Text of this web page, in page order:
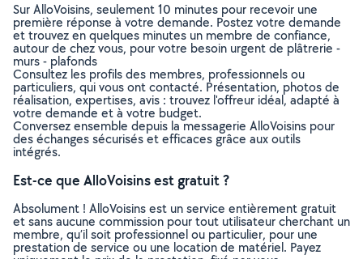
Sur AlloVoisins, seulement 10 minutes pour recevoir une
première réponse à votre demande. Postez votre demande
et trouvez en quelques minutes un membre de confiance,
autour de chez vous, pour votre besoin urgent de plâtrerie -
murs - plafonds
Consultez les profils des membres, professionnels ou
particuliers, qui vous ont contacté. Présentation, photos de
réalisation, expertises, avis : trouvez l'offreur idéal, adapté à
votre demande et à votre budget.
Conversez ensemble depuis la messagerie AlloVoisins pour
des échanges sécurisés et efficaces grâce aux outils
intégrés.
Est-ce que AlloVoisins est gratuit ?
Absolument ! AlloVoisins est un service entièrement gratuit
et sans aucune commission pour tout utilisateur cherchant un
membre, qu’il soit professionnel ou particulier, pour une
prestation de service ou une location de matériel. Payez